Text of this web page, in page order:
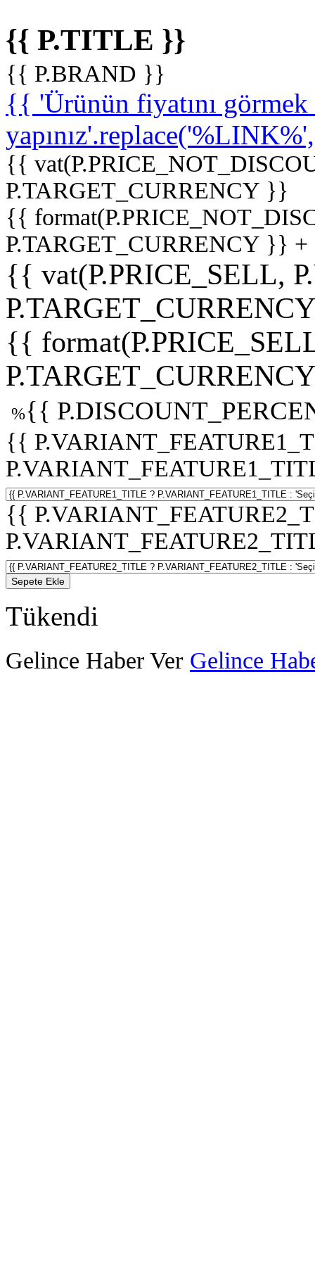
{{ P.TITLE }}
{{ P.BRAND }}
{{ 'Ürünün fiyatını
{{
P.TARGET_CURRENCY }}
{{
P.TARGET_CURRENCY }}
{{ vat(P.PRICE_SELL,
{{
%{{
{{
{{
Sepete Ekle
Tükendi
Gelince Haber Ver Gelince